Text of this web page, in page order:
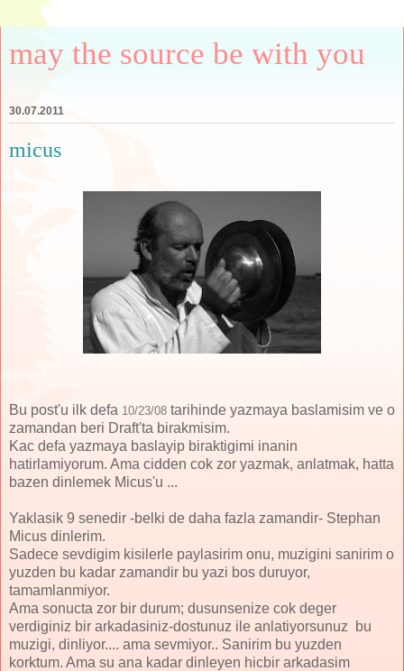
may the source be with you
30.07.2011
micus
Bu post'u ilk defa 10/23/08 tarihinde yazmaya baslamisim ve o
zamandan beri Draft'ta birakmisim.
Kac defa yazmaya baslayip biraktigimi inanin
hatirlamiyorum. Ama cidden cok zor yazmak, anlatmak, hatta
bazen dinlemek Micus'u ...
Yaklasik 9 senedir -belki de daha fazla zamandir- Stephan
Micus dinlerim.
Sadece sevdigim kisilerle paylasirim onu, muzigini sanirim o
yuzden bu kadar zamandir bu yazi bos duruyor,
tamamlanmiyor.
Ama sonucta zor bir durum; dusunsenize cok deger
verdiginiz bir arkadasiniz-dostunuz ile anlatiyorsunuz bu
muzigi, dinliyor.... ama sevmiyor.. Sanirim bu yuzden
korktum. Ama su ana kadar dinleyen hicbir arkadasim